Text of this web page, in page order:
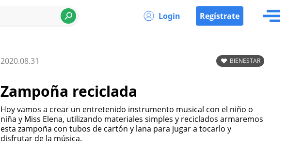
Login Regístrate
2020.08.31 BIENESTAR
Zampoña reciclada
Hoy vamos a crear un entretenido instrumento musical con el niño o
niña y Miss Elena, utilizando materiales simples y reciclados armaremos
esta zampoña con tubos de cartón y lana para jugar a tocarlo y
disfrutar de la música.